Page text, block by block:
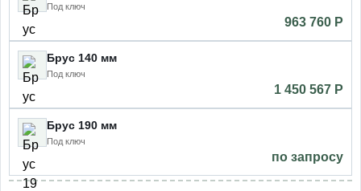
Под ключ
963 760 P
Брус 140 мм
Под ключ
1 450 567 P
Брус 190 мм
Под ключ
по запросу